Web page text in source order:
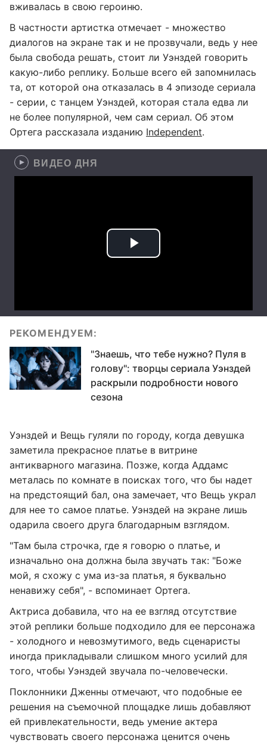
вживалась в свою героиню.
В частности артистка отмечает - множество
диалогов на экране так и не прозвучали, ведь у нее
была свобода решать, стоит ли Уэнздей говорить
какую-либо реплику. Больше всего ей запомнилась
та, от которой она отказалась в 4 эпизоде сериала
- серии, с танцем Уэнздей, которая стала едва ли
не более популярной, чем сам сериал. Об этом
Ортега рассказала изданию Independent.
ВИДЕО ДНЯ
РЕКОМЕНДУЕМ:
"Знаешь, что тебе нужно? Пуля в
голову": творцы сериала Уэнздей
раскрыли подробности нового
сезона
Уэнздей и Вещь гуляли по городу, когда девушка
заметила прекрасное платье в витрине
антикварного магазина. Позже, когда Аддамс
металась по комнате в поисках того, что бы надет
на предстоящий бал, она замечает, что Вещь украл
для нее то самое платье. Уэнздей на экране лишь
одарила своего друга благодарным взглядом.
"Там была строчка, где я говорю о платье, и
изначально она должна была звучать так: "Боже
мой, я схожу с ума из-за платья, я буквально
ненавижу себя", - вспоминает Ортега.
Актриса добавила, что на ее взгляд отсутствие
этой реплики больше подходило для ее персонажа
- холодного и невозмутимого, ведь сценаристы
иногда прикладывали слишком много усилий для
того, чтобы Уэнздей звучала по-человечески.
Поклонники Дженны отмечают, что подобные ее
решения на съемочной площадке лишь добавляют
ей привлекательности, ведь умение актера
чувствовать своего персонажа ценится очень